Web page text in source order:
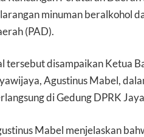
minuman beralkohol
(PAD).
tersebut disampaikan Ketua
Agustinus Mabel,
di Gedung DPRK
Mabel menjelaskan